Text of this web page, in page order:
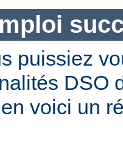
puissiez
DSO
voici un